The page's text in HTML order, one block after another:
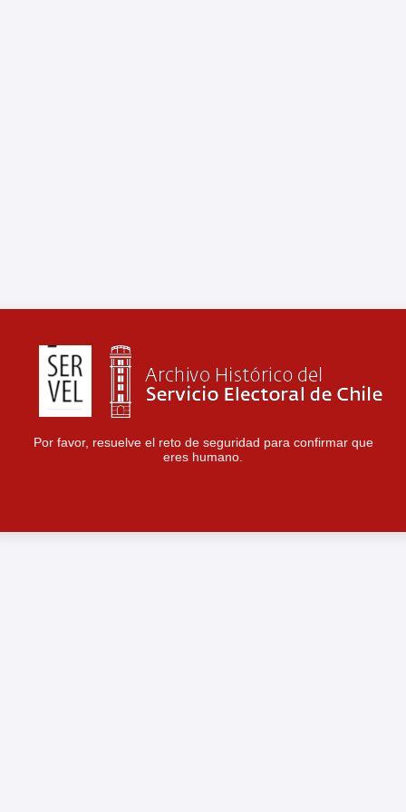
Por favor, resuelve el reto de seguridad para confirmar que
eres humano.